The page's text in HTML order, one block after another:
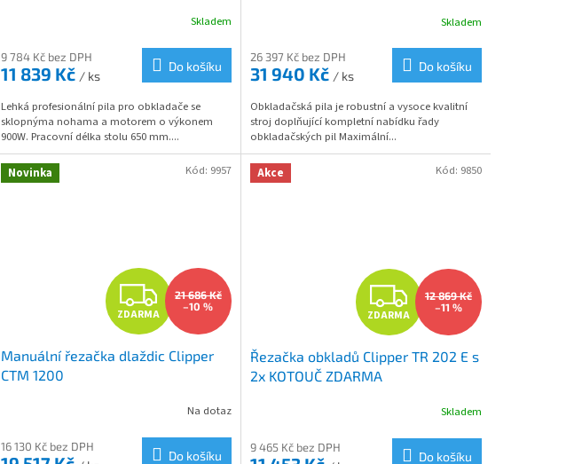
M
A
Skladem
9 784 Kč bez DPH
11 839 Kč / ks
Do košíku
Lehká profesionální pila pro obkladače se
sklopnýma nohama a motorem o výkonem
900W. Pracovní délka stolu 650 mm....
M
A
Skladem
26 397 Kč bez DPH
31 940 Kč / ks
Do košíku
Obkladačská pila je robustní a vysoce kvalitní
stroj doplňující kompletní nabídku řady
obkladačských pil Maximální...
Novinka
Z
D
A
M
ZDARMA
21 686 Kč
–10 %
Manuální řezačka dlaždic Clipper
CTM 1200
Na dotaz
16 130 Kč bez DPH
Do košíku
Kód: 9957 Akce
Z
D
A
M
ZDARMA
12 869 Kč
–11 %
Řezačka obkladů Clipper TR 202 E s
2x KOTOUČ ZDARMA
Skladem
9 465 Kč bez DPH
Do košíku
Kód: 9850